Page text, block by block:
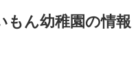
もん幼稚園の情報